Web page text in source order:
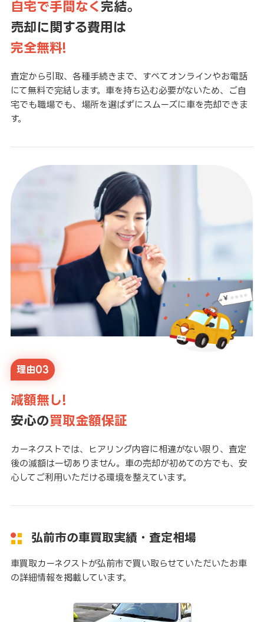
自宅で手間なく 完結。
売却に関する費用は
完全無料!
査定から引取、各種手続きまで、すべてオンラインやお電話
にて無料で完結します。車を持ち込む必要がないため、ご自
宅でも職場でも、場所を選ばずにスムーズに車を売却できま
す。
理由03
減額無し!
安心の買取金額保証
カーネクストでは、ヒアリング内容に相違がない限り、査定
後の減額は一切ありません。車の売却が初めての方でも、安
心してご利用いただける環境を整えています。
弘前市の車買取実績・査定相場
車買取カーネクストが弘前市で買い取らせていただいたお車
の詳細情報を掲載しています。